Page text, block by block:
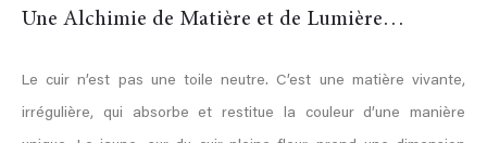
Une Alchimie de Matière et de Lumière…
Le cuir n’est pas une toile neutre. C’est une matière vivante,
irrégulière, qui absorbe et restitue la couleur d’une manière